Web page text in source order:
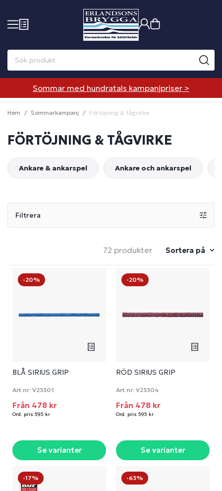
Sommar med hundratals kampanjpriser >
Hem Sommarkampanj Förtöjning & tågvirke
FÖRTÖJNING & TÅGVIRKE
Ankare & ankarspel Ankare och ankarspel
Filtrera
72 produkter Sortera på
-20%
BLÅ SIRIUS GRIP
Art nr: V23301
Från 478 kr
Ord. pris 595 kr
Se varianter
-20%
RÖD SIRIUS GRIP
Art nr: V23304
Från 478 kr
Ord. pris 595 kr
Se varianter
-17% -63%